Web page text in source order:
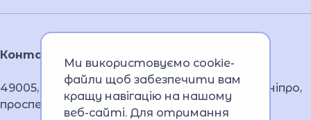
Контакти
49005, Дніпропетровська область, місто Дніпро,
проспект Науки, 26А
Ми використовуємо cookie-
файли щоб забезпечити вам
кращу навігацію на нашому
веб-сайті. Для отримання